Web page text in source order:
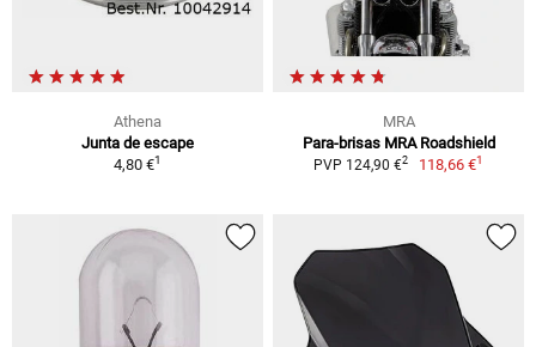
Athena
Junta de escape
4,80 €1
MRA
Para-brisas MRA Roadshield
PVP 124,90 €2 118,66 €1